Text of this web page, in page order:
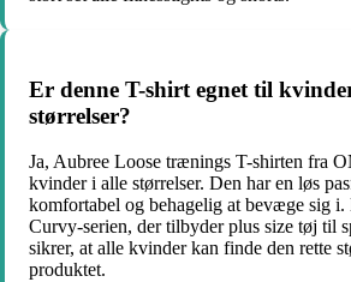
Er denne T-shirt egnet til
størrelser?
Ja, Aubree Loose trænings T-shirten fra
kvinder i alle størrelser. Den har en løs
komfortabel og behagelig at bevæge sig i.
Curvy-serien, der tilbyder plus size tøj til
sikrer, at alle kvinder kan finde den rette
produktet.